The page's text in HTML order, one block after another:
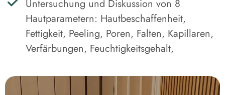
Untersuchung und Diskussion von 8
Hautparametern: Hautbeschaffenheit,
Fettigkeit, Peeling, Poren, Falten, Kapillaren,
Verfärbungen, Feuchtigkeitsgehalt,